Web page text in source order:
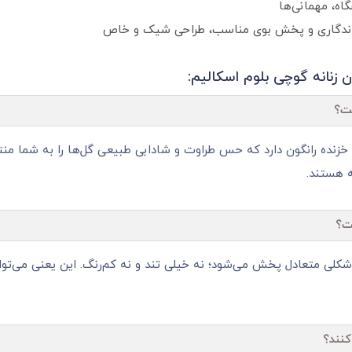
مهمانی‌ها
و پخش بوی مناسب، طراحی شیک و خاص
گوچی بلوم اسکالیم:
خزنده رانگون دارد که حس طراوت و شادابی طبیعی گل‌ها را به شما
هستند.
شکلی متعادل پخش می‌شود؛ نه خیلی تند و نه کم‌رنگ. این یعنی